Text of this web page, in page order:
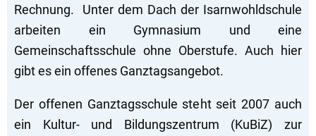
Rechnung. Unter dem Dach der Isarnwohldschule
arbeiten ein Gymnasium und eine
Gemeinschaftsschule ohne Oberstufe. Auch hier
gibt es ein offenes Ganztagsangebot.
Der offenen Ganztagsschule steht seit 2007 auch
ein Kultur- und Bildungszentrum (KuBiZ) zur